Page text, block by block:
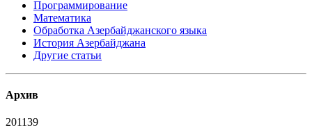
Программирование
Математика
Обработка Азербайджанского языка
История Азербайджана
Другие статьи
Архив
201139